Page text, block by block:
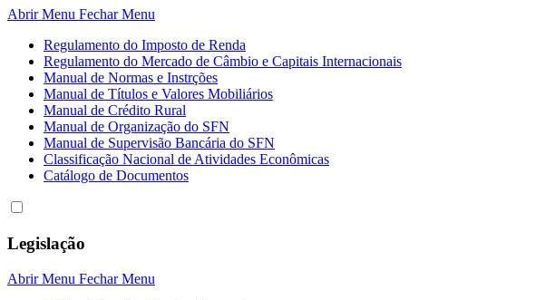
Abrir Menu Fechar Menu
Regulamento do Imposto de Renda
Regulamento do Mercado de Câmbio e Capitais Internacionais
Manual de Normas e Instrções
Manual de Títulos e Valores Mobiliários
Manual de Crédito Rural
Manual de Organização do SFN
Manual de Supervisão Bancária do SFN
Classificação Nacional de Atividades Econômicas
Catálogo de Documentos
Legislação
Abrir Menu Fechar Menu